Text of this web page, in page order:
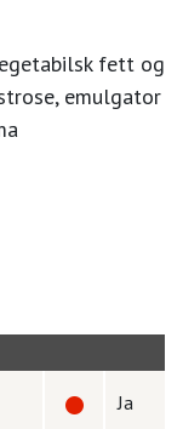
fett og
emulgator
Ja